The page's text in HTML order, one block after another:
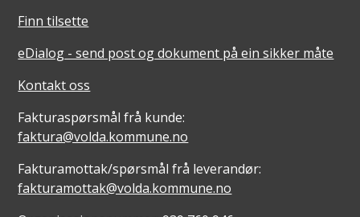
Finn tilsette
eDialog - send post og dokument på ein sikker måte
Kontakt oss
Fakturaspørsmål frå kunde:
faktura@volda.kommune.no
Fakturamottak/spørsmål frå leverandør:
fakturamottak@volda.kommune.no